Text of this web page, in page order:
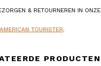
& RETOURNEREN IN ONZE
AMERICAN TOURISTER.
PRODUCTEN